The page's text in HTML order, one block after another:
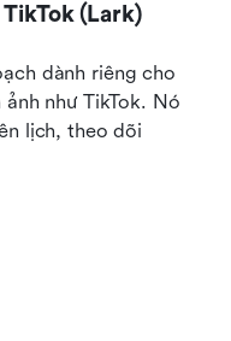
(Lark)
dành riêng cho
như TikTok. Nó
lịch, theo dõi